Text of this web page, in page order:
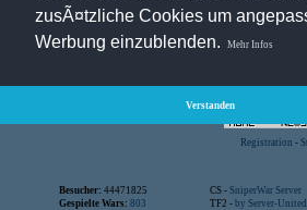
zusÃ¤tzliche Cookies um
Werbung einzublenden.
Mehr Infos
Verstanden
Registration -
Besucher: 44471825 CS - SniperWar Server
Gespielte Wars: 803 TF2 - by Server-